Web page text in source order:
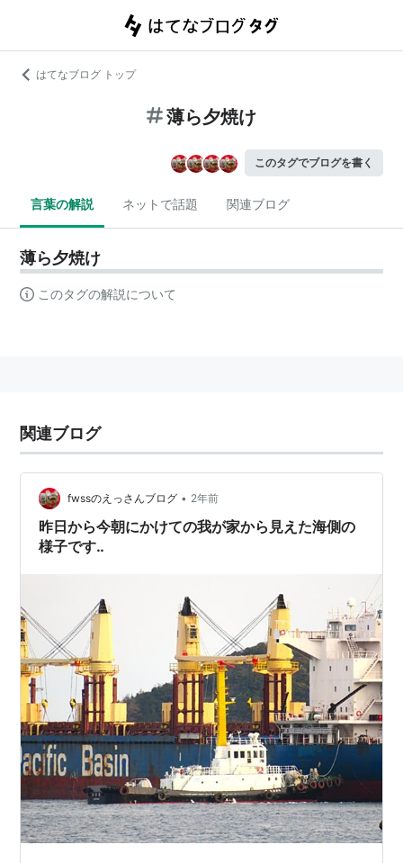
はてなブログ トップ
薄ら夕焼け
このタグでブログを書く
言葉の解説 ネットで話題 関連ブログ
薄ら夕焼け
このタグの解説について
関連ブログ
fwssのえっさんブログ • 2年前
昨日から今朝にかけての我が家から見えた海側の
様子です‥